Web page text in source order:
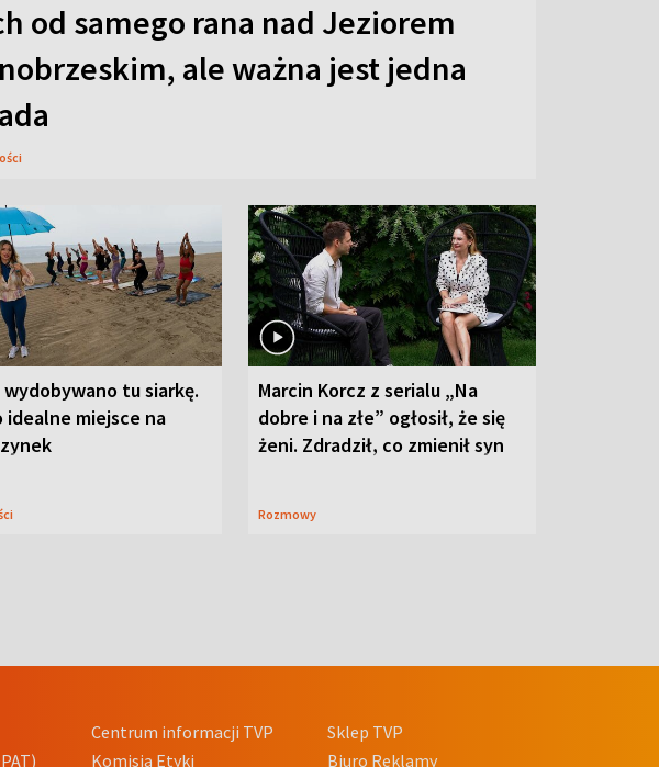
od samego rana nad Jeziorem
ale ważna jest jedna
wydobywano tu siarkę.
idealne miejsce na
Marcin Korcz z serialu „Na
dobre i na złe” ogłosił, że się
żeni. Zdradził, co zmienił syn
Rozmowy
Centrum informacji TVP
Komisja Etyki
Sklep TVP
Biuro Reklamy